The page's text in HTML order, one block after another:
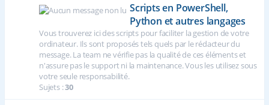
Scripts en PowerShell,
Python et autres langages
Vous trouverez ici des scripts pour faciliter la gestion de votre
ordinateur. Ils sont proposés tels quels par le rédacteur du
message. La team ne vérifie pas la qualité de ces éléments et
n'assure pas le support ni la maintenance. Vous les utilisez sous
votre seule responsabilité.
Sujets :30